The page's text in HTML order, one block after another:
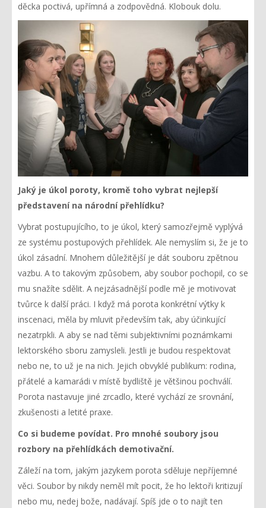
děcka poctivá, upřímná a zodpovědná. Klobouk dolu.
Jaký je úkol poroty, kromě toho vybrat nejlepší
představení na národní přehlídku?
Vybrat postupujícího, to je úkol, který samozřejmě vyplývá
ze systému postupových přehlídek. Ale nemyslím si, že je to
úkol zásadní. Mnohem důležitější je dát souboru zpětnou
vazbu. A to takovým způsobem, aby soubor pochopil, co se
mu snažíte sdělit. A nejzásadnější podle mě je motivovat
tvůrce k další práci. I když má porota konkrétní výtky k
inscenaci, měla by mluvit především tak, aby účinkující
nezatrpkli. A aby se nad těmi subjektivními poznámkami
lektorského sboru zamysleli. Jestli je budou respektovat
nebo ne, to už je na nich. Jejich obvyklé publikum: rodina,
přátelé a kamarádi v místě bydliště je většinou pochválí.
Porota nastavuje jiné zrcadlo, které vychází ze srovnání,
zkušenosti a letité praxe.
Co si budeme povídat. Pro mnohé soubory jsou
rozbory na přehlídkách demotivační.
Záleží na tom, jakým jazykem porota sděluje nepříjemné
věci. Soubor by nikdy neměl mít pocit, že ho lektoři kritizují
nebo mu, nedej bože, nadávají. Spíš jde o to najít ten